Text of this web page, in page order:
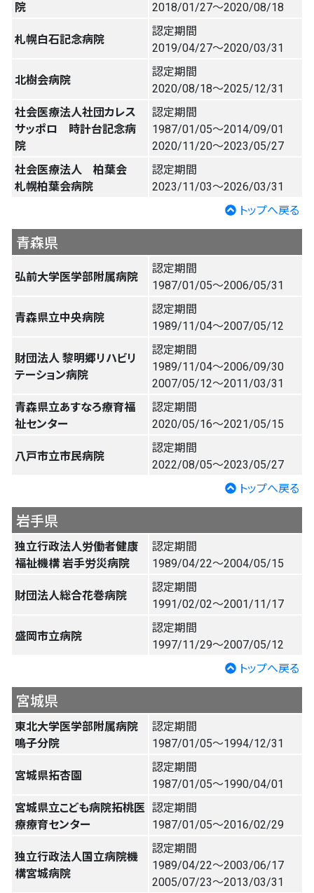
院
2018/01/27〜2020/08/18
札幌白石記念病院
認定期間
2019/04/27〜2020/03/31
北樹会病院
認定期間
2020/08/18〜2025/12/31
社会医療法人社団カレス
サッポロ 時計台記念病
院
認定期間
1987/01/05〜2014/09/01
2020/11/20〜2023/05/27
社会医療法人 柏葉会
札幌柏葉会病院
認定期間
2023/11/03〜2026/03/31
トップへ戻る
青森県
弘前大学医学部附属病院
認定期間
1987/01/05〜2006/05/31
青森県立中央病院
認定期間
1989/11/04〜2007/05/12
財団法人 黎明郷リハビリ
テーション病院
認定期間
1989/11/04〜2006/09/30
2007/05/12〜2011/03/31
青森県立あすなろ療育福
祉センター
認定期間
2020/05/16〜2021/05/15
八戸市立市民病院
認定期間
2022/08/05〜2023/05/27
トップへ戻る
岩手県
独立行政法人労働者健康
福祉機構 岩手労災病院
認定期間
1989/04/22〜2004/05/15
財団法人総合花巻病院
認定期間
1991/02/02〜2001/11/17
盛岡市立病院
認定期間
1997/11/29〜2007/05/12
トップへ戻る
宮城県
東北大学医学部附属病院
鳴子分院
認定期間
1987/01/05〜1994/12/31
宮城県拓杏園
認定期間
1987/01/05〜1990/04/01
宮城県立こども病院拓桃医
療療育センター
認定期間
1987/01/05〜2016/02/29
独立行政法人国立病院機
構宮城病院
認定期間
1989/04/22〜2003/06/17
2005/07/23〜2013/03/31